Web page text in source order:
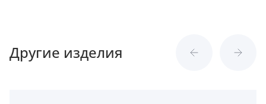
Другие изделия